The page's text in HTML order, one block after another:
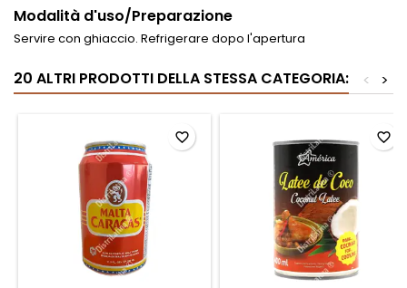
Modalità d'uso/Preparazione
Servire con ghiaccio. Refrigerare dopo l'apertura
20 ALTRI PRODOTTI DELLA STESSA CATEGORIA: >
<
favorite_border favorite_border